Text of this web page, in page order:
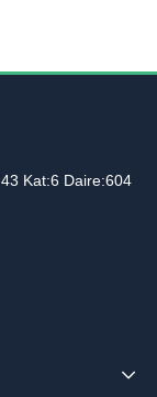
Kat:6 Daire:604